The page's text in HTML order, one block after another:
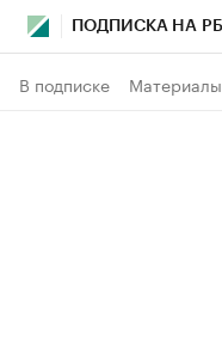
ПОДПИСКА НА
В подписке Материалы